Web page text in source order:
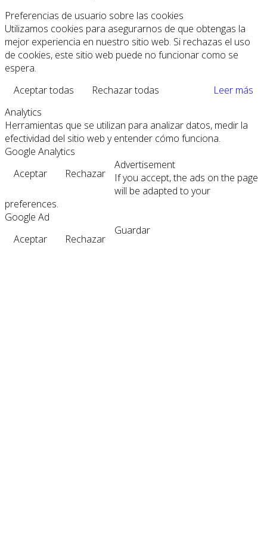
Preferencias de usuario sobre las cookies
Utilizamos cookies para asegurarnos de que obtengas la
mejor experiencia en nuestro sitio web. Si rechazas el uso
de cookies, este sitio web puede no funcionar como se
espera.
Aceptar todas
Rechazar todas
Leer más
Analytics
Herramientas que se utilizan para analizar datos, medir la
efectividad del sitio web y entender cómo funciona.
Google Analytics
Aceptar
Rechazar
Advertisement
If you accept, the ads on the page
will be adapted to your
preferences.
Google Ad
Aceptar
Rechazar
Guardar